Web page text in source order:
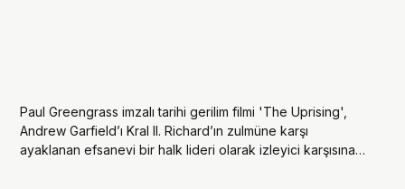
Paul Greengrass imzalı tarihi gerilim filmi 'The Uprising',
Andrew Garfield’ı Kral II. Richard’ın zulmüne karşı
ayaklanan efsanevi bir halk lideri olarak izleyici karşısına